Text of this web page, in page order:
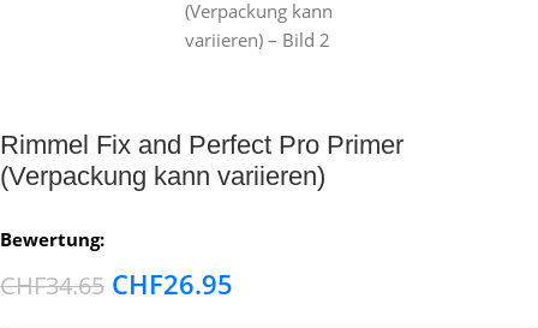
Rimmel Fix and Perfect Pro Primer
(Verpackung kann variieren)
Bewertung:
CHF34.65 CHF26.95